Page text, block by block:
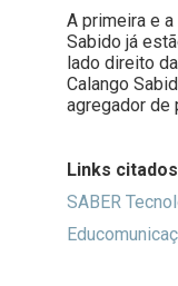
A primeira e
Sabido já
lado direito
Calango
agregador de
Links
SABER